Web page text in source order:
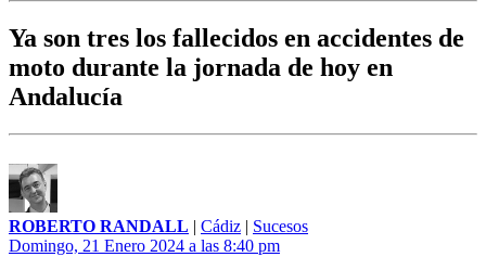
Ya son tres los fallecidos en accidentes de
moto durante la jornada de hoy en
Andalucía
ROBERTO RANDALL | Cádiz | Sucesos
Domingo, 21 Enero 2024 a las 8:40 pm